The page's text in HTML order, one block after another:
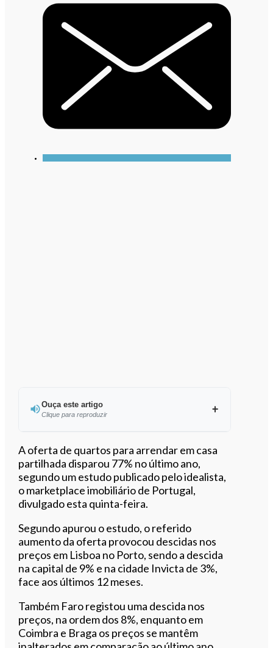
Ouça este artigo
Clique para reproduzir
Ouvir este artigo
A oferta de quartos para arrendar em casa
partilhada disparou 77% no último ano,
segundo um estudo publicado pelo idealista,
o marketplace imobiliário de Portugal,
divulgado esta quinta-feira.
Segundo apurou o estudo, o referido
aumento da oferta provocou descidas nos
preços em Lisboa no Porto, sendo a descida
na capital de 9% e na cidade Invicta de 3%,
face aos últimos 12 meses.
Também Faro registou uma descida nos
preços, na ordem dos 8%, enquanto em
Coimbra e Braga os preços se mantêm